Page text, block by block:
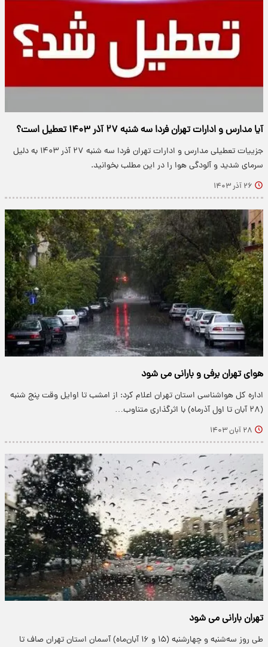
آیا مدارس و ادارات تهران فردا سه شنبه ۲۷ آذر ۱۴۰۳ تعطیل است؟
جزییات تعطیلی مدارس و ادارات تهران فردا سه شنبه ۲۷ آذر ۱۴۰۳ به دلیل
سرمای شدید و آلودگی هوا را در این مطلب بخوانید.
۲۶ آذر ۱۴۰۳
هوای تهران برفی و بارانی می شود
اداره کل هواشناسی استان تهران اعلام کرد: از امشب تا اوایل وقت پنج شنبه
(۲۸ آبان تا اول آذرماه) با اثرگذاری متناوب…
۲۸ آبان ۱۴۰۳
تهران بارانی می شود
طی روز سه‌شنبه و چهارشنبه (۱۵ و ۱۶ آبان‌ماه) آسمان استان تهران صاف تا